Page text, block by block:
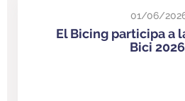
01/06/
El Bicing participa a
Bici 2026